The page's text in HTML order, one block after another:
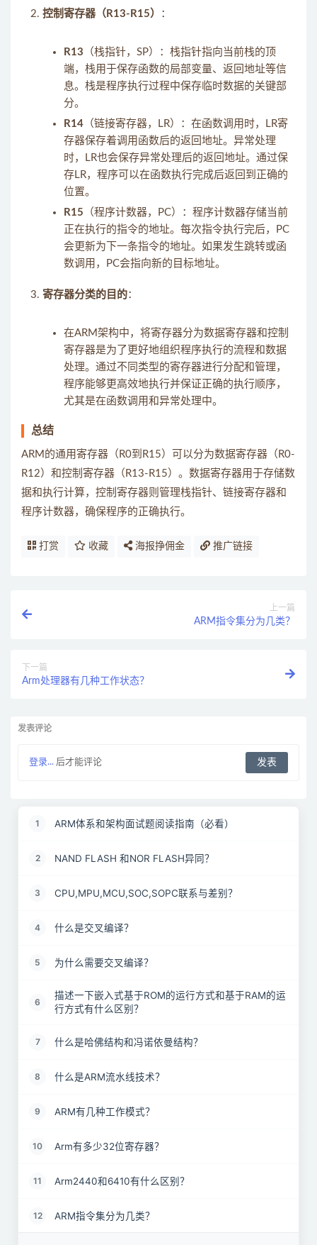
控制寄存器（R13-R15） ：
R13 （栈指针，SP）：栈指针指向当前栈的顶
端，栈用于保存函数的局部变量、返回地址等信
息。栈是程序执行过程中保存临时数据的关键部
分。
R14 （链接寄存器，LR）：在函数调用时，LR寄
存器保存着调用函数后的返回地址。异常处理
时，LR也会保存异常处理后的返回地址。通过保
存LR，程序可以在函数执行完成后返回到正确的
位置。
R15 （程序计数器，PC）：程序计数器存储当前
正在执行的指令的地址。每次指令执行完后，PC
会更新为下一条指令的地址。如果发生跳转或函
数调用，PC会指向新的目标地址。
寄存器分类的目的：
在ARM架构中，将寄存器分为数据寄存器和控制
寄存器是为了更好地组织程序执行的流程和数据
处理。通过不同类型的寄存器进行分配和管理，
程序能够更高效地执行并保证正确的执行顺序，
尤其是在函数调用和异常处理中。
总结
ARM的通用寄存器（R0到R15）可以分为数据寄存器（R0-
R12）和控制寄存器（R13-R15）。数据寄存器用于存储数
据和执行计算，控制寄存器则管理栈指针、链接寄存器和
程序计数器，确保程序的正确执行。
打赏 收藏 海报挣佣金 推广链接
上一篇
ARM指令集分为几类？
下一篇
Arm处理器有几种工作状态？
发表评论
登录... 后才能评论
1 ARM体系和架构面试题阅读指南（必看）
2 NAND FLASH 和NOR FLASH异同？
3 CPU,MPU,MCU,SOC,SOPC联系与差别？
4 什么是交叉编译？
5 为什么需要交叉编译？
6
描述一下嵌入式基于ROM的运行方式和基于RAM的运
行方式有什么区别？
7 什么是哈佛结构和冯诺依曼结构？
8 什么是ARM流水线技术？
9 ARM有几种工作模式？
10 Arm有多少32位寄存器？
11 Arm2440和6410有什么区别？
12 ARM指令集分为几类？